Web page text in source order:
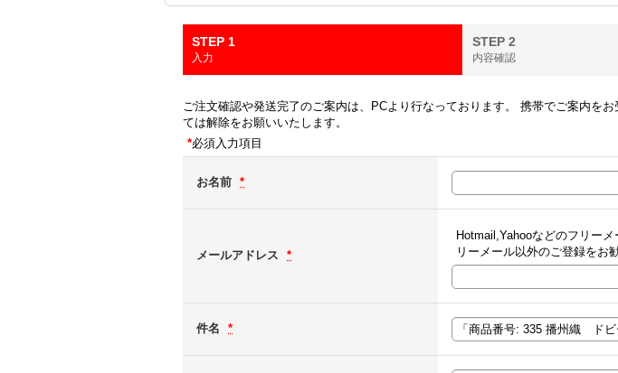
STEP 1
入力
STEP 2
内容確認
ご注文確認や発送完了のご案内は、PCより行なっております。 携帯でご案内を
ては解除をお願いいたします。
*必須入力項目
お名前 *
メールアドレス *
Hotmail,Yahooなどのフリー
リーメール以外のご登録をお
件名 *